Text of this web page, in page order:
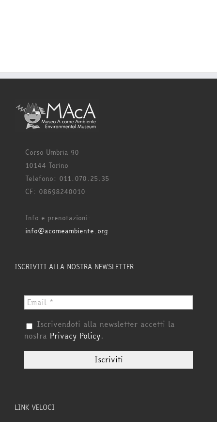
Corso Umbria 90
10144 Torino
Telefono: 011.070.25.35
CF: 08698240010
Info e prenotazioni:
info@acomeambiente.org
ISCRIVITI ALLA NOSTRA NEWSLETTER
Iscrivendoti alla newsletter accetti la
nostra Privacy Policy.
LINK VELOCI